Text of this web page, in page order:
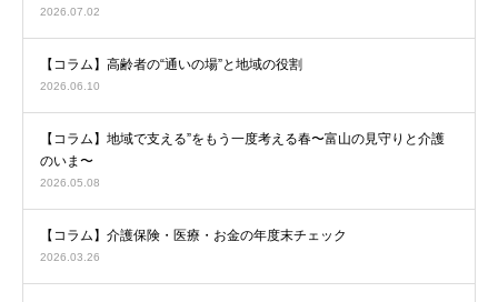
2026.07.02
【コラム】高齢者の“通いの場”と地域の役割
2026.06.10
【コラム】地域で支える”をもう一度考える春〜富山の見守りと介護
のいま〜
2026.05.08
【コラム】介護保険・医療・お金の年度末チェック
2026.03.26